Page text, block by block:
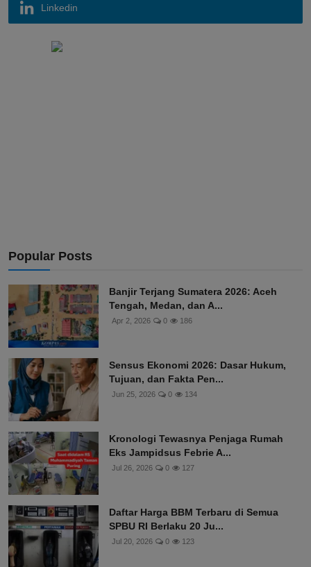
Linkedin
Popular Posts
Banjir Terjang Sumatera 2026: Aceh
Tengah, Medan, dan A...
Apr 2, 2026 0 186
Sensus Ekonomi 2026: Dasar Hukum,
Tujuan, dan Fakta Pen...
Jun 25, 2026 0 134
Kronologi Tewasnya Penjaga Rumah
Eks Jampidsus Febrie A...
Jul 26, 2026 0 127
Daftar Harga BBM Terbaru di Semua
SPBU RI Berlaku 20 Ju...
Jul 20, 2026 0 123